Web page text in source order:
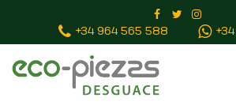
+34 964 565 588
MOTOR
D6G321 23K20899AZB1 C880D6G321